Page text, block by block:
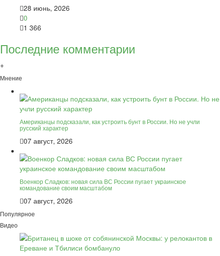
28 июнь, 2026
0
1 366
Последние комментарии
+
Мнение
Американцы подсказали, как устроить бунт в России. Но не учли
русский характер
07 август, 2026
Военкор Сладков: новая сила ВС России пугает украинское
командование своим масштабом
07 август, 2026
Популярное
Видео